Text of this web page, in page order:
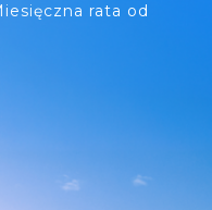
rata od